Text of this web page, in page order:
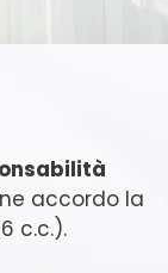
accordo la
c.c.).